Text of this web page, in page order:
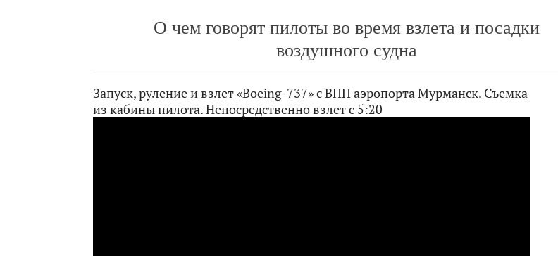
О чем говорят пилоты во время взлета и посадки
воздушного судна
Запуск, руление и взлет «Boeing-737» с ВПП аэропорта Мурманск. Съемка
из кабины пилота. Непосредственно взлет с 5:20